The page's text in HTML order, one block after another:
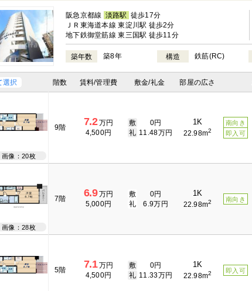
阪急京都線 淡路駅 徒歩17分
ＪＲ東海道本線 東淀川駅 徒歩2分
地下鉄御堂筋線 東三国駅 徒歩11分
築年数 築8年 構造 鉄筋(RC)
選択 階数 賃料/管理費 敷金/礼金 部屋の広さ
画像：20枚
9階 7.2万円
4,500円
敷
0円
礼 11.48万円
1K
22.98m2
南向き
即入可
画像：28枚
7階 6.9万円
5,000円
敷
0円
礼
6.9万円
1K
22.98m2 南向き
5階 7.1万円
4,500円
敷
0円
礼 11.33万円
1K
22.98m2 即入可